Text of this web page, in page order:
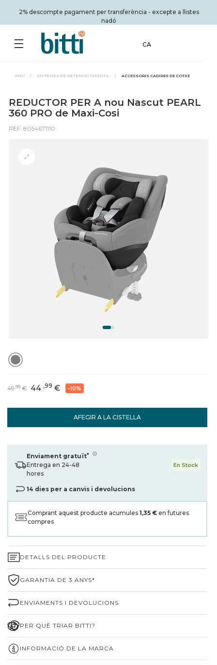
2% descompte pagament per transferència - excepte a llistes
nadó
CA
INICI / SISTEMES DE RETENCIÓ INFANTIL / ACCESSORIS CADIRES DE COTXE
REDUCTOR PER A nou Nascut PEARL
360 PRO de Maxi-Cosi
REF: 8054671110
AFEGIR A LA CISTELLA
49 ,99 € 44 ,99 € -10%
Enviament gratuït*
Entrega en 24-48
hores
En Stock
14 dies per a canvis i devolucions
Comprant aquest producte acumules 1,35 € en futures
compres
DETALLS DEL PRODUCTE
GARANTIA DE 3 ANYS*
ENVIAMENTS I DEVOLUCIONS
PER QUÈ TRIAR BITTI?
INFORMACIÓ DE LA MARCA